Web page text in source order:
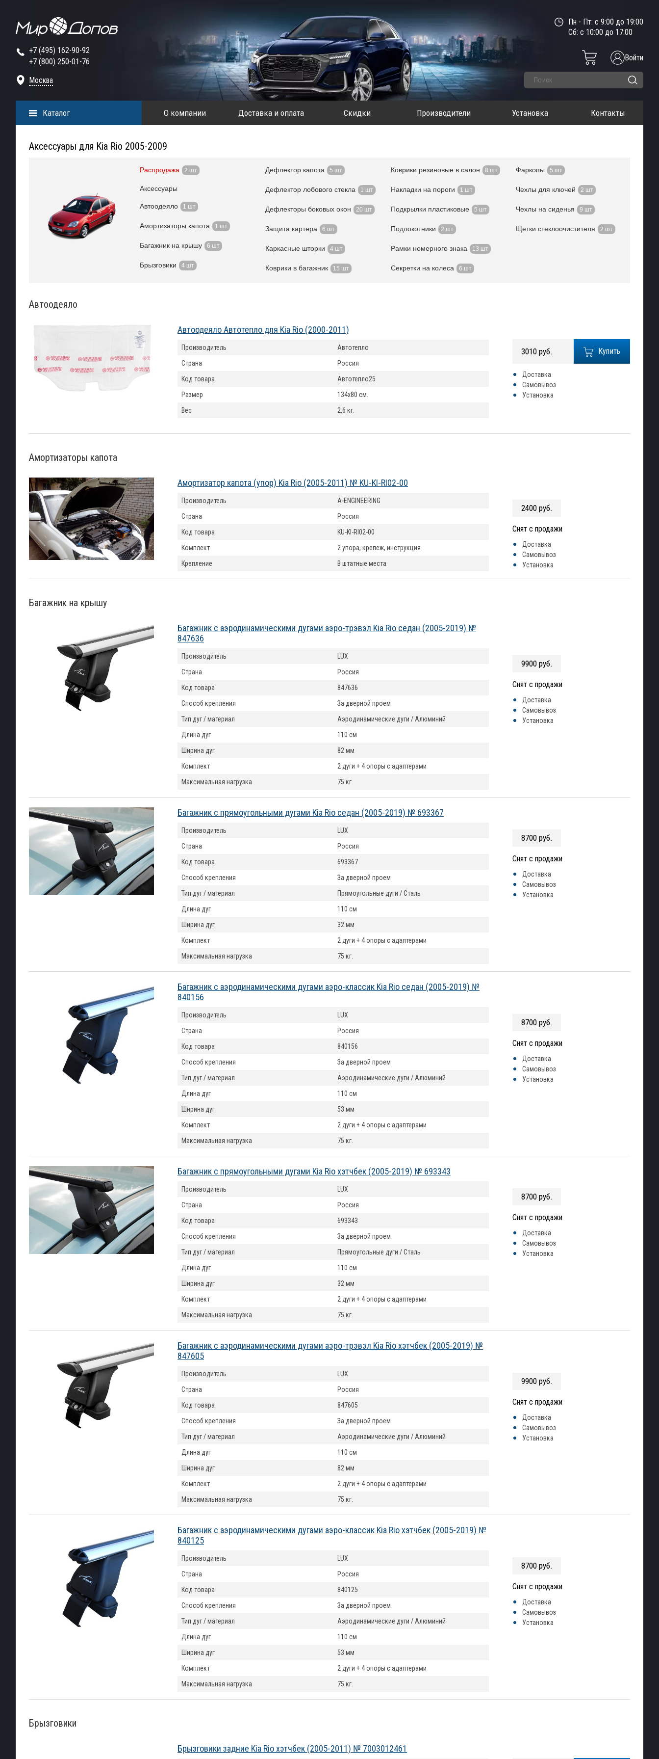
+7 (495) 162-90-92
+7 (800) 250-01-76
Москва
Пн - Пт: с 9:00 до 19:00
Сб: с 10:00 до 17:00
Войти
О компании Доставка и оплата Скидки Производители Установка Контакты
Каталог
Аксессуары для Kia Rio 2005-2009
Распродажа 2 шт
Аксессуары
Автоодеяло 1 шт
Амортизаторы капота 1 шт
Багажник на крышу 6 шт
Брызговики 4 шт
Дефлектор капота 5 шт
Дефлектор лобового стекла 1 шт
Дефлекторы боковых окон 20 шт
Защита картера 6 шт
Каркасные шторки 4 шт
Коврики в багажник 15 шт
Коврики резиновые в салон 8 шт
Накладки на пороги 1 шт
Подкрылки пластиковые 5 шт
Подлокотники 2 шт
Рамки номерного знака 13 шт
Секретки на колеса 6 шт
Фаркопы 5 шт
Чехлы для ключей 2 шт
Чехлы на сиденья 9 шт
Щетки стеклоочистителя 2 шт
Автоодеяло
Автоодеяло Автотепло для Kia Rio (2000-2011)
Купить
3010 руб.
Доставка
Самовывоз
Установка
Производитель
Автотепло
Страна
Россия
Код товара
Автотепло25
Размер
134x80 см.
Вес
2,6 кг.
Амортизаторы капота
Амортизатор капота (упор) Kia Rio (2005-2011) № KU-KI-RI02-00
2400 руб.
Снят с продажи
Доставка
Самовывоз
Установка
Производитель
A-ENGINEERING
Страна
Россия
Код товара
KU-KI-RI02-00
Комплект
2 упора, крепеж, инструкция
Крепление
В штатные места
Багажник на крышу
Багажник с аэродинамическими дугами аэро-трэвэл Kia Rio седан (2005-2019) №
847636
9900 руб.
Снят с продажи
Доставка
Самовывоз
Установка
Производитель
LUX
Страна
Россия
Код товара
847636
Способ крепления
За дверной проем
Тип дуг / материал
Аэродинамические дуги / Алюминий
Длина дуг
110 см
Ширина дуг
82 мм
Комплект
2 дуги + 4 опоры с адаптерами
Максимальная нагрузка
75 кг.
Багажник с прямоугольными дугами Kia Rio седан (2005-2019) № 693367
8700 руб.
Снят с продажи
Доставка
Самовывоз
Установка
Производитель
LUX
Страна
Россия
Код товара
693367
Способ крепления
За дверной проем
Тип дуг / материал
Прямоугольные дуги / Сталь
Длина дуг
110 см
Ширина дуг
32 мм
Комплект
2 дуги + 4 опоры с адаптерами
Максимальная нагрузка
75 кг.
Багажник с аэродинамическими дугами аэро-классик Kia Rio седан (2005-2019) №
840156
8700 руб.
Снят с продажи
Доставка
Самовывоз
Установка
Производитель
LUX
Страна
Россия
Код товара
840156
Способ крепления
За дверной проем
Тип дуг / материал
Аэродинамические дуги / Алюминий
Длина дуг
110 см
Ширина дуг
53 мм
Комплект
2 дуги + 4 опоры с адаптерами
Максимальная нагрузка
75 кг.
Багажник с прямоугольными дугами Kia Rio хэтчбек (2005-2019) № 693343
8700 руб.
Снят с продажи
Доставка
Самовывоз
Установка
Производитель
LUX
Страна
Россия
Код товара
693343
Способ крепления
За дверной проем
Тип дуг / материал
Прямоугольные дуги / Сталь
Длина дуг
110 см
Ширина дуг
32 мм
Комплект
2 дуги + 4 опоры с адаптерами
Максимальная нагрузка
75 кг.
Багажник с аэродинамическими дугами аэро-трэвэл Kia Rio хэтчбек (2005-2019) №
847605
9900 руб.
Снят с продажи
Доставка
Самовывоз
Установка
Производитель
LUX
Страна
Россия
Код товара
847605
Способ крепления
За дверной проем
Тип дуг / материал
Аэродинамические дуги / Алюминий
Длина дуг
110 см
Ширина дуг
82 мм
Комплект
2 дуги + 4 опоры с адаптерами
Максимальная нагрузка
75 кг.
Багажник с аэродинамическими дугами аэро-классик Kia Rio хэтчбек (2005-2019) №
840125
8700 руб.
Снят с продажи
Доставка
Самовывоз
Установка
Производитель
LUX
Страна
Россия
Код товара
840125
Способ крепления
За дверной проем
Тип дуг / материал
Аэродинамические дуги / Алюминий
Длина дуг
110 см
Ширина дуг
53 мм
Комплект
2 дуги + 4 опоры с адаптерами
Максимальная нагрузка
75 кг.
Брызговики
Брызговики задние Kia Rio хэтчбек (2005-2011) № 7003012461